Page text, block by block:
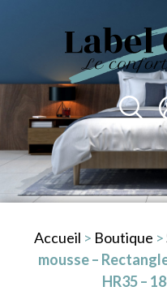
Accueil > Boutique >
mousse –
HR35 –